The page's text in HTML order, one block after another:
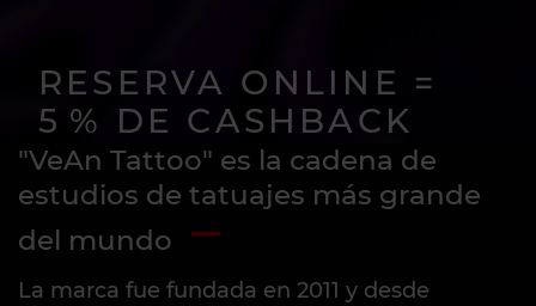
RESERVA ONLINE =
5 % DE CASHBACK
Recibe cashback por reservar de
forma independiente a través de la
app o tu cuenta personal.
"VeAn Tattoo" es la cadena de
estudios de tatuajes más grande
del mundo
La marca fue fundada en 2011 y desde